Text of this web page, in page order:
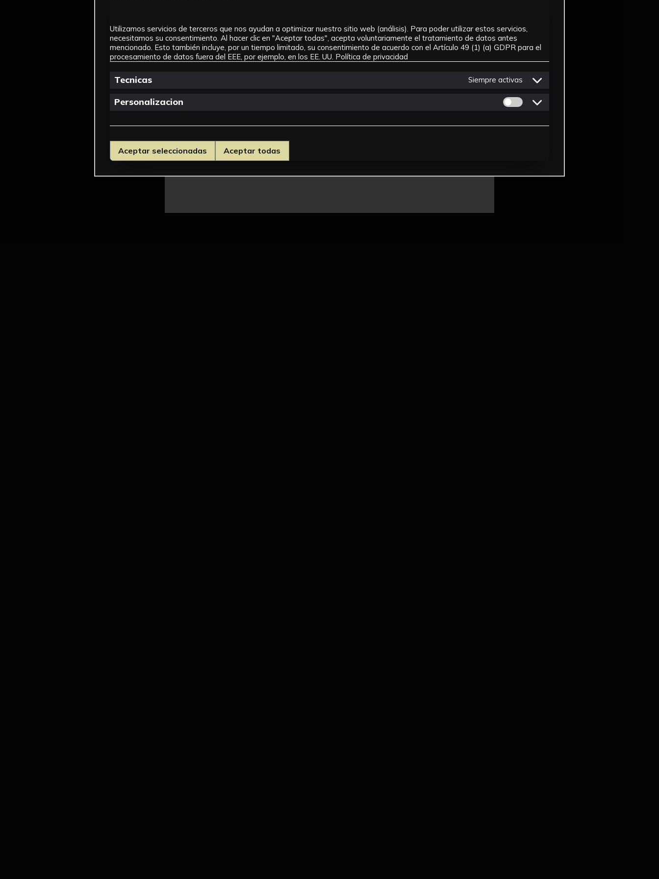
Utilizamos servicios de terceros que nos ayudan a optimizar nuestro sitio web (análisis). Para poder utilizar estos servicios,
necesitamos su consentimiento. Al hacer clic en "Aceptar todas", acepta voluntariamente el tratamiento de datos antes
mencionado. Esto también incluye, por un tiempo limitado, su consentimiento de acuerdo con el Artículo 49 (1) (a) GDPR para el
procesamiento de datos fuera del EEE, por ejemplo, en los EE. UU. Política de privacidad
Tecnicas Siempre activas
Personalizacion Permitir cookies de Personalizacion
Aceptar seleccionadas Aceptar todas